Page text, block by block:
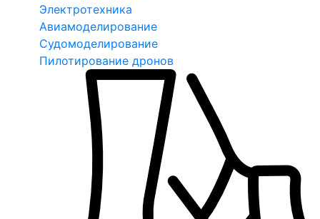
Электротехника
Авиамоделирование
Судомоделирование
Пилотирование дронов